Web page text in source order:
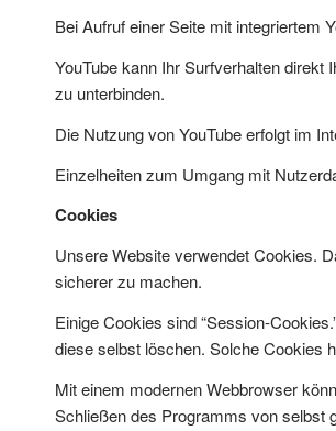
Bei Aufruf einer Seite mit integriertem
YouTube kann Ihr Surfverhalten direkt
zu unterbinden.
Die Nutzung von YouTube erfolgt im
Einzelheiten zum Umgang mit
Cookies
Unsere Website verwendet Cookies.
sicherer zu machen.
Einige Cookies sind “Session-
diese selbst löschen. Solche Cookies
Mit einem modernen Webbrowser
Schließen des Programms von selbst